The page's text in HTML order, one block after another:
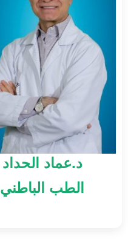
د.عماد الحداد
الطب الباطني